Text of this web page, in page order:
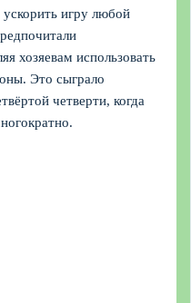
игру любой
хозяевам использовать
Это сыграло
четверти, когда